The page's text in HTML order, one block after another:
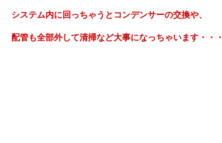
システム内に回っちゃうと コンデンサーの交換や、
配管も全部外して清掃など大事になっちゃいます・・・